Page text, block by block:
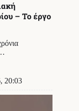
– Το έργο
20:03